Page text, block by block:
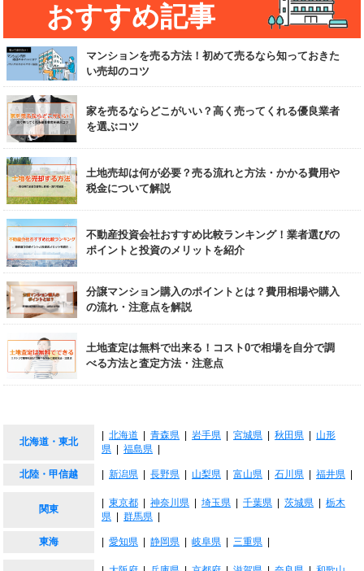
おすすめ記事
マンションを売る方法！初めて売るなら知っておきた
い売却のコツ
家を売るならどこがいい？高く売ってくれる優良業者
を選ぶコツ
土地売却は何が必要？売る流れと方法・かかる費用や
税金について解説
不動産投資会社おすすめ比較ランキング！業者選びの
ポイントと投資のメリットを紹介
分譲マンション購入のポイントとは？費用相場や購入
の流れ・注意点を解説
土地査定は無料で出来る！コスト0で相場を自分で調
べる方法と査定方法・注意点
北海道・東北
北海道 青森県 岩手県 宮城県 秋田県
山形
県
福島県
北陸・甲信越 新潟県 長野県 山梨県 富山県 石川県 福井県
関東
東京都 神奈川県 埼玉県 千葉県 茨城県
栃木
県
群馬県
東海 愛知県 静岡県 岐阜県 三重県